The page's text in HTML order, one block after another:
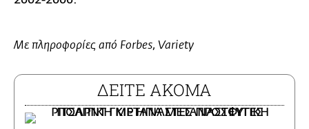
Με πληροφορίες από Forbes, Variety
ΔΕΙΤΕ ΑΚΟΜΑ